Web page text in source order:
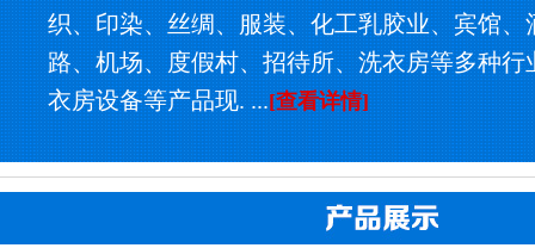
织、印染、丝绸、服装、化工乳胶业、宾馆、
路、机场、度假村、招待所、洗衣房等多种行
衣房设备等产品现. ...[查看详情]